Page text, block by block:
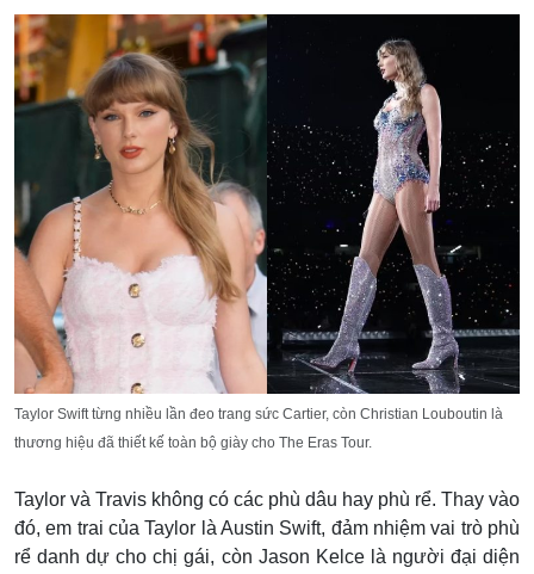
Taylor Swift từng nhiều lần đeo trang sức Cartier, còn Christian Louboutin là
thương hiệu đã thiết kế toàn bộ giày cho The Eras Tour.
Taylor và Travis không có các phù dâu hay phù rể. Thay vào
đó, em trai của Taylor là Austin Swift, đảm nhiệm vai trò phù
rể danh dự cho chị gái, còn Jason Kelce là người đại diện